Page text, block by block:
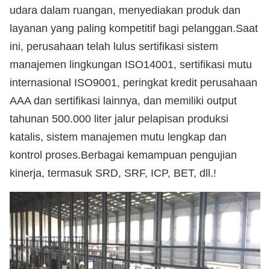
udara dalam ruangan, menyediakan produk dan
layanan yang paling kompetitif bagi pelanggan.Saat
ini, perusahaan telah lulus sertifikasi sistem
manajemen lingkungan ISO14001, sertifikasi mutu
internasional ISO9001, peringkat kredit perusahaan
AAA dan sertifikasi lainnya, dan memiliki output
tahunan 500.000 liter jalur pelapisan produksi
katalis, sistem manajemen mutu lengkap dan
kontrol proses.Berbagai kemampuan pengujian
kinerja, termasuk SRD, SRF, ICP, BET, dll.!